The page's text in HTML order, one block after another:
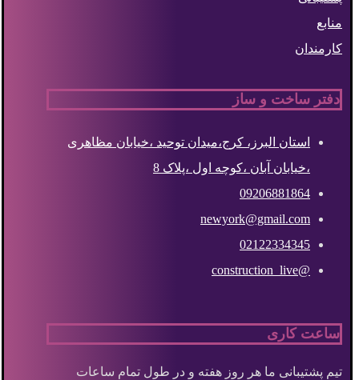
منابع
کارمندان
دفتر ساخت و ساز
استان البرز، کرج،میدان توحید ،خیابان مظاهری
،خیابان آبان ،کوچه اول ،پلاک 8
09206881864
newyork@gmail.com
02122334345
@construction_live
ساعت کاری
تیم پشتیبانی ما هر روز هفته و در طول تمام ساعات